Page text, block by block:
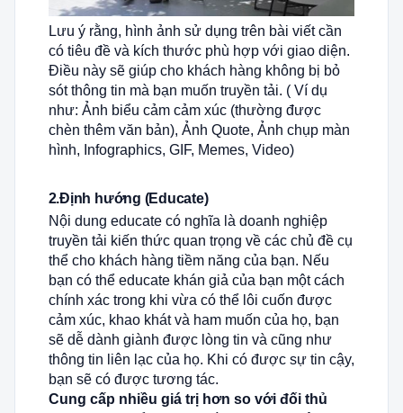
Lưu ý rằng, hình ảnh sử dụng trên bài viết cần
có tiêu đề và kích thước phù hợp với giao diện.
Điều này sẽ giúp cho khách hàng không bị bỏ
sót thông tin mà bạn muốn truyền tải. ( Ví dụ
như: Ảnh biểu cảm cảm xúc (thường được
chèn thêm văn bản), Ảnh Quote, Ảnh chụp màn
hình, Infographics, GIF, Memes, Video)
2.Định hướng (Educate)
Nội dung educate có nghĩa là doanh nghiệp
truyền tải kiến ​​thức quan trọng về các chủ đề cụ
thể cho khách hàng tiềm năng của bạn. Nếu
bạn có thể educate khán giả của bạn một cách
chính xác trong khi vừa có thể lôi cuốn được
cảm xúc, khao khát và ham muốn của họ, bạn
sẽ dễ dành giành được lòng tin và cũng như
thông tin liên lạc của họ. Khi có được sự tin cậy,
bạn sẽ có được tương tác.
Cung cấp nhiều giá trị hơn so với đối thủ